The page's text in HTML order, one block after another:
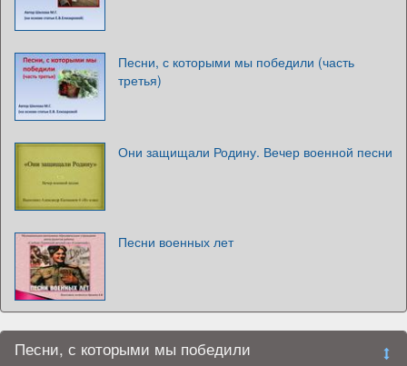
Песни, с которыми мы победили (часть
третья)
Они защищали Родину. Вечер военной песни
Песни военных лет
Песни, с которыми мы победили